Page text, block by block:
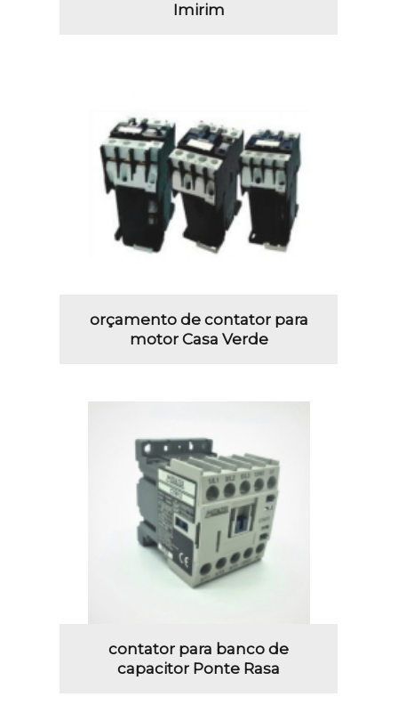
Imirim
orçamento de contator para
motor Casa Verde
contator para banco de
capacitor Ponte Rasa